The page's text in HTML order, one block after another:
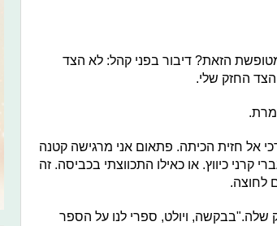
הזאת? דיבור בפני קהל: לא הצד
החזק שלי.
אל חזית הכיתה. פתאום אני מרגישה קטנה
קרני כיווץ. או כאילו התכווצתי בכביסה. זה
לחוצה.
שלה."בבקשה, ויולט, ספרי לנו על הספר